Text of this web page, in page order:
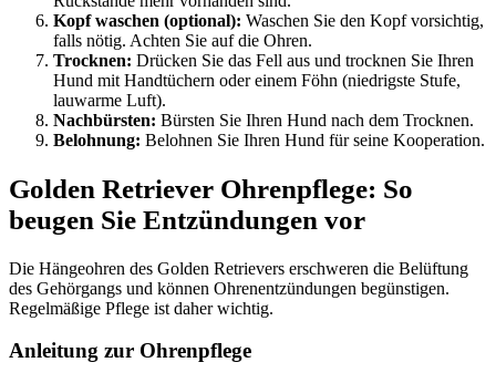
Kopf waschen (optional): Waschen Sie den Kopf vorsichtig,
falls nötig. Achten Sie auf die Ohren.
Trocknen: Drücken Sie das Fell aus und trocknen Sie Ihren
Hund mit Handtüchern oder einem Föhn (niedrigste Stufe,
lauwarme Luft).
Nachbürsten: Bürsten Sie Ihren Hund nach dem Trocknen.
Belohnung: Belohnen Sie Ihren Hund für seine Kooperation.
Golden Retriever Ohrenpflege: So
beugen Sie Entzündungen vor
Die Hängeohren des Golden Retrievers erschweren die Belüftung
des Gehörgangs und können Ohrenentzündungen begünstigen.
Regelmäßige Pflege ist daher wichtig.
Anleitung zur Ohrenpflege